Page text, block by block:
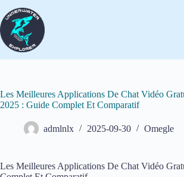
Les Meilleures Applications De Chat Vidéo
2025 : Guide Complet Et Comparatif
admlnlx 2025-09-30 Omegle
Les Meilleures Applications De Chat Vidéo